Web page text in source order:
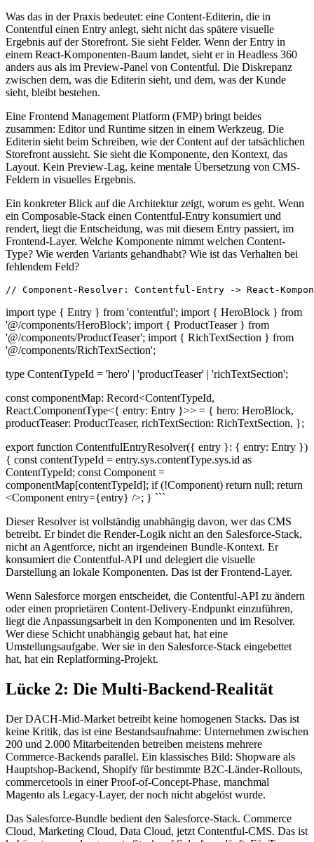
Was das in der Praxis bedeutet: eine Content-Editerin, die in
Contentful einen Entry anlegt, sieht nicht das spätere visuelle
Ergebnis auf der Storefront. Sie sieht Felder. Wenn der Entry in
einem React-Komponenten-Baum landet, sieht er in Headless 360
anders aus als im Preview-Panel von Contentful. Die Diskrepanz
zwischen dem, was die Editerin sieht, und dem, was der Kunde
sieht, bleibt bestehen.
Eine Frontend Management Platform (FMP) bringt beides
zusammen: Editor und Runtime sitzen in einem Werkzeug. Die
Editerin sieht beim Schreiben, wie der Content auf der tatsächlichen
Storefront aussieht. Sie sieht die Komponente, den Kontext, das
Layout. Kein Preview-Lag, keine mentale Übersetzung von CMS-
Feldern in visuelles Ergebnis.
Ein konkreter Blick auf die Architektur zeigt, worum es geht. Wenn
ein Composable-Stack einen Contentful-Entry konsumiert und
rendert, liegt die Entscheidung, was mit diesem Entry passiert, im
Frontend-Layer. Welche Komponente nimmt welchen Content-
Type? Wie werden Variants gehandhabt? Wie ist das Verhalten bei
fehlendem Feld?
// Component-Resolver: Contentful-Entry -> React-
import type { Entry } from 'contentful'; import { HeroBlock } from
'@/components/HeroBlock'; import { ProductTeaser } from
'@/components/ProductTeaser'; import { RichTextSection } from
'@/components/RichTextSection';
type ContentTypeId = 'hero' | 'productTeaser' | 'richTextSection';
const componentMap: Record<ContentTypeId,
React.ComponentType<{ entry: Entry }>> = { hero: HeroBlock,
productTeaser: ProductTeaser, richTextSection: RichTextSection, };
export function ContentfulEntryResolver({ entry }: { entry: Entry })
{ const contentTypeId = entry.sys.contentType.sys.id as
ContentTypeId; const Component =
componentMap[contentTypeId]; if (!Component) return null; return
<Component entry={entry} />; } ```
Dieser Resolver ist vollständig unabhängig davon, wer das CMS
betreibt. Er bindet die Render-Logik nicht an den Salesforce-Stack,
nicht an Agentforce, nicht an irgendeinen Bundle-Kontext. Er
konsumiert die Contentful-API und delegiert die visuelle
Darstellung an lokale Komponenten. Das ist der Frontend-Layer.
Wenn Salesforce morgen entscheidet, die Contentful-API zu ändern
oder einen proprietären Content-Delivery-Endpunkt einzuführen,
liegt die Anpassungsarbeit in den Komponenten und im Resolver.
Wer diese Schicht unabhängig gebaut hat, hat eine
Umstellungsaufgabe. Wer sie in den Salesforce-Stack eingebettet
hat, hat ein Replatforming-Projekt.
Lücke 2: Die Multi-Backend-Realität
Der DACH-Mid-Market betreibt keine homogenen Stacks. Das ist
keine Kritik, das ist eine Bestandsaufnahme: Unternehmen zwischen
200 und 2.000 Mitarbeitenden betreiben meistens mehrere
Commerce-Backends parallel. Ein klassisches Bild: Shopware als
Hauptshop-Backend, Shopify für bestimmte B2C-Länder-Rollouts,
commercetools in einer Proof-of-Concept-Phase, manchmal
Magento als Legacy-Layer, der noch nicht abgelöst wurde.
Das Salesforce-Bundle bedient den Salesforce-Stack. Commerce
Cloud, Marketing Cloud, Data Cloud, jetzt Contentful-CMS. Das ist